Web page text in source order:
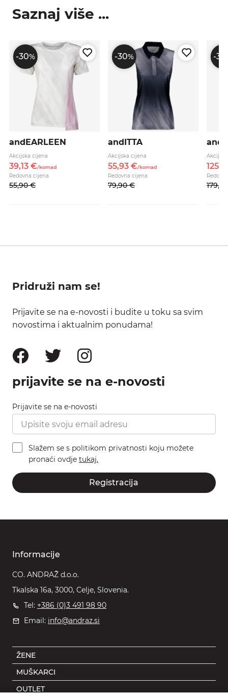
Saznaj više ...
-30%
andEARLEEN
Akcijska cijena
39,13 €/komad
Redovna cijena
55,90 €
-30%
andITTA
Akcijska cijena
55,93 €/komad
Redovna cijena
79,90 €
-30
125,
179,
Pridruži nam se!
Prijavite se na e-novosti i budite u toku sa svim
novostima i aktualnim ponudama!
prijavite se na e-novosti
Prijavite se na e-novosti
Slažem se s politikom privatnosti koju možete
pronaći ovdje tukaj.
Registracija
Informacije
CO. ANDRAŽ d.o.o.
Tkalska 16a, 3000, Celje, Slovenia.
Tel: +386 (0)3 491 98 90
Email: info@andraz.si
ŽENE
MUŠKARCI
OUTLET